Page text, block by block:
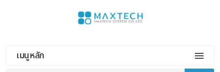
เมนูหลัก